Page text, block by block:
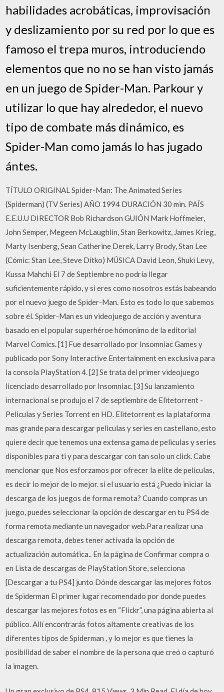
habilidades acrobáticas, improvisación
y deslizamiento por su red por lo que es
famoso el trepa muros, introduciendo
elementos que no no se han visto jamás
en un juego de Spider-Man. Parkour y
utilizar lo que hay alrededor, el nuevo
tipo de combate más dinámico, es
Spider-Man como jamás lo has jugado
ántes.
TÍTULO ORIGINAL Spider-Man: The Animated Series
(Spiderman) (TV Series) AÑO 1994 DURACIÓN 30 min. PAÍS
E.E.U.U DIRECTOR Bob Richardson GUIÓN Mark Hoffmeier,
John Semper, Megeen McLaughlin, Stan Berkowitz, James Krieg,
Marty Isenberg, Sean Catherine Derek, Larry Brody, Stan Lee
(Cómic: Stan Lee, Steve Ditko) MÚSICA David Leon, Shuki Levy,
Kussa Mahchi El 7 de Septiembre no podría llegar
suficientemente rápido, y si eres como nosotros estás babeando
por el nuevo juego de Spider-Man. Esto es todo lo que sabemos
sobre él. Spider-Man es un videojuego de acción y aventura
basado en el popular superhéroe hómonimo de la editorial
Marvel Comics. [1] Fue desarrollado por Insomniac Games y
publicado por Sony Interactive Entertainment en exclusiva para
la consola PlayStation 4. [2] Se trata del primer videojuego
licenciado desarrollado por Insomniac. [3] Su lanzamiento
internacional se produjo el 7 de septiembre de Elitetorrent -
Peliculas y Series Torrent en HD. Elitetorrent es la plataforma
mas grande para descargar peliculas y series en castellano, esto
quiere decir que tenemos una extensa gama de peliculas y series
disponibles para ti y para descargar con tan solo un click. Cabe
mencionar que Nos esforzamos por ofrecer la elite de peliculas,
es decir lo mejor de lo mejor. si el usuario está ¿Puedo iniciar la
descarga de los juegos de forma remota? Cuando compras un
juego, puedes seleccionar la opción de descargar en tu PS4 de
forma remota mediante un navegador web.Para realizar una
descarga remota, debes tener activada la opción de
actualización automática.. En la página de Confirmar compra o
en Lista de descargas de PlayStation Store, selecciona
[Descargar a tu PS4] junto Dónde descargar las mejores fotos
de Spiderman El primer lugar recomendado por donde puedes
descargar las mejores fotos es en “Flickr”, una página abierta al
público. Allí encontrarás fotos altamente creativas de los
diferentes tipos de Spiderman , y lo mejor es que tienes la
posibilidad de saber el nombre de la persona que creó o capturó
la imagen.